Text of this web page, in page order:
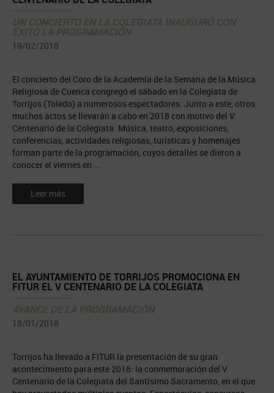
UN CONCIERTO EN LA COLEGIATA INAUGURÓ CON
ÉXITO LA PROGRAMACIÓN
19/02/2018
El concierto del Coro de la Academia de la Semana de la Música
Religiosa de Cuenca congregó el sábado en la Colegiata de
Torrijos (Toledo) a numerosos espectadores. Junto a este, otros
muchos actos se llevarán a cabo en 2018 con motivo del V
Centenario de la Colegiata. Música, teatro, exposiciones,
conferencias, actividades religiosas, turísticas y homenajes
forman parte de la programación, cuyos detalles se dieron a
conocer el viernes en ...
Leer más
EL AYUNTAMIENTO DE TORRIJOS PROMOCIONA EN
FITUR EL V CENTENARIO DE LA COLEGIATA
AVANCE DE LA PROGRAMACIÓN
18/01/2018
Torrijos ha llevado a FITUR la presentación de su gran
acontecimiento para este 2018: la conmemoración del V
Centenario de la Colegiata del Santísimo Sacramento, en el que